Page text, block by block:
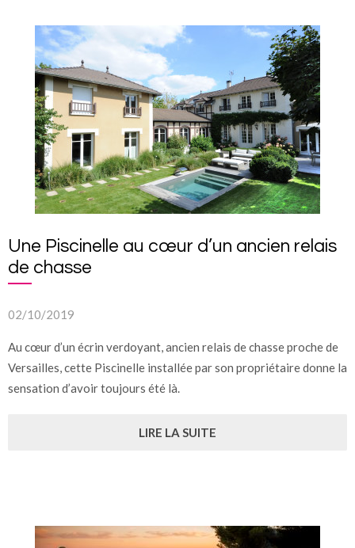
Une Piscinelle au cœur d’un ancien relais
de chasse
02/10/2019
Au cœur d’un écrin verdoyant, ancien relais de chasse proche de
Versailles, cette Piscinelle installée par son propriétaire donne la
sensation d’avoir toujours été là.
LIRE LA SUITE